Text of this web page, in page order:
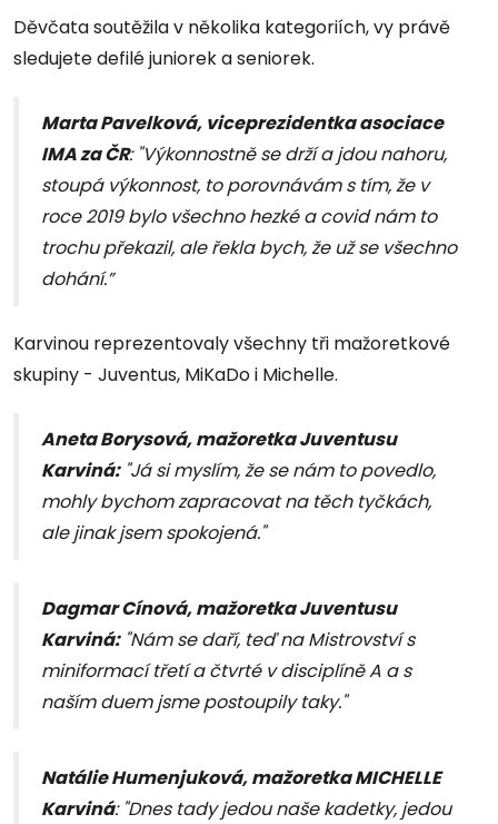
Děvčata soutěžila v několika kategoriích, vy právě
sledujete defilé juniorek a seniorek.
Marta Pavelková, viceprezidentka asociace
IMA za ČR: "Výkonnostně se drží a jdou nahoru,
stoupá výkonnost, to porovnávám s tím, že v
roce 2019 bylo všechno hezké a covid nám to
trochu překazil, ale řekla bych, že už se všechno
dohání.”
Karvinou reprezentovaly všechny tři mažoretkové
skupiny - Juventus, MiKaDo i Michelle.
Aneta Borysová, mažoretka Juventusu
Karviná:"Já si myslím, že se nám to povedlo,
mohly bychom zapracovat na těch tyčkách,
ale jinak jsem spokojená."
Dagmar Cínová, mažoretka Juventusu
Karviná:"Nám se daří, teď na Mistrovství s
miniformací třetí a čtvrté v disciplíně A a s
naším duem jsme postoupily taky."
Natálie Humenjuková, mažoretka MICHELLE
Karviná: "Dnes tady jedou naše kadetky, jedou